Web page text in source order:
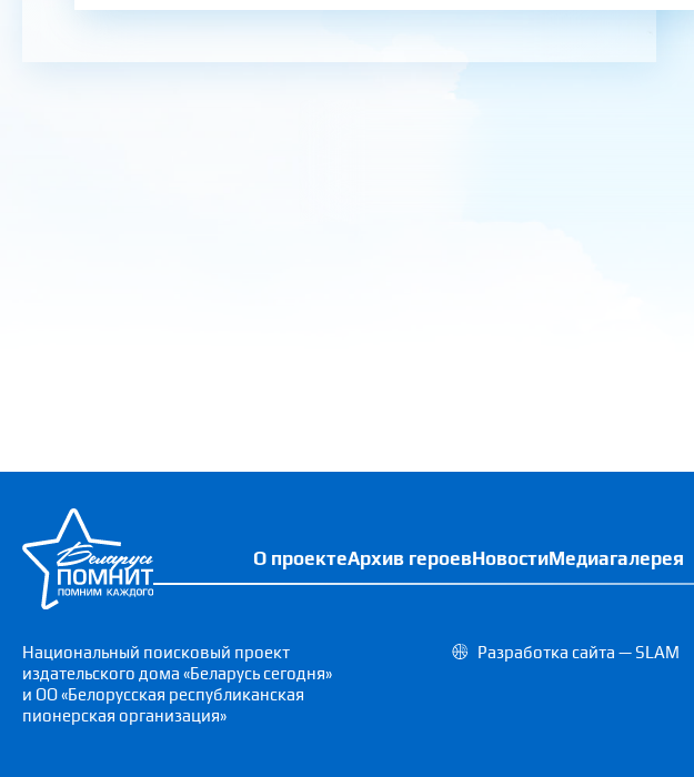
О проектеАрхив героевНовостиМедиагалерея
Национальный поисковый проект
издательского дома «Беларусь сегодня»
и ОО «Белорусская республиканская
пионерская организация»
Разработка сайта — SLAM